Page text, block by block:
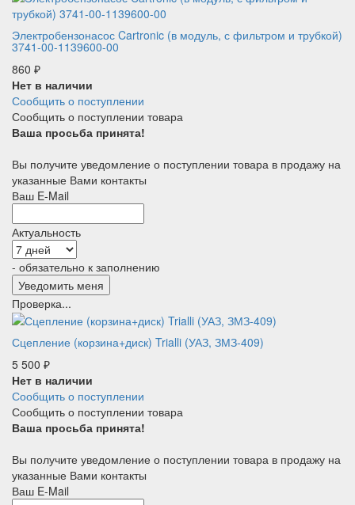
Электробензонасос Cartronic (в модуль, с фильтром и трубкой)
3741-00-1139600-00
860 ₽
Нет в наличии
Сообщить о поступлении
Сообщить о поступлении товара
Ваша просьба принята!
Вы получите уведомление о поступлении товара в продажу на
указанные Вами контакты
Ваш E-Mail
Актуальность
- обязательно к заполнению
Проверка...
Сцепление (корзина+диск) Trialli (УАЗ, ЗМЗ-409)
5 500 ₽
Нет в наличии
Сообщить о поступлении
Сообщить о поступлении товара
Ваша просьба принята!
Вы получите уведомление о поступлении товара в продажу на
указанные Вами контакты
Ваш E-Mail